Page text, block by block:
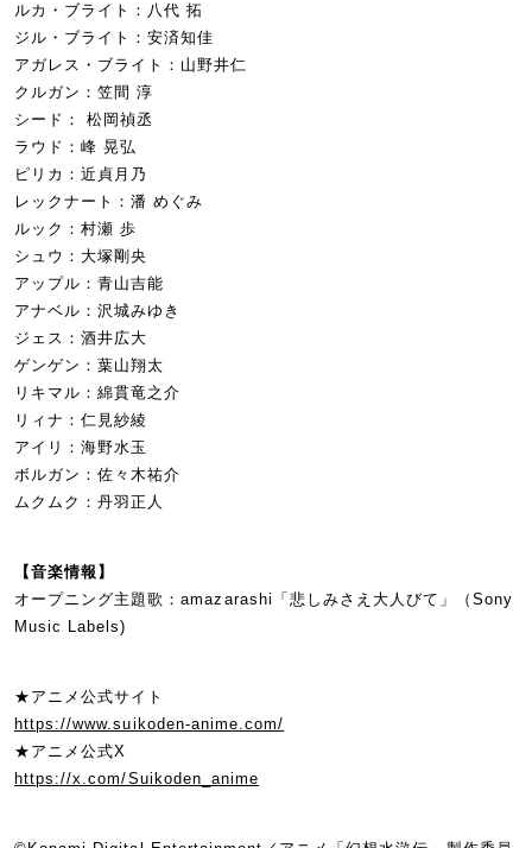
ルカ・ブライト：八代 拓
ジル・ブライト：安済知佳
アガレス・ブライト：山野井仁
クルガン：笠間 淳
シード： 松岡禎丞
ラウド：峰 晃弘
ピリカ：近貞月乃
レックナート：潘 めぐみ
ルック：村瀬 歩
シュウ：大塚剛央
アップル：青山吉能
アナベル：沢城みゆき
ジェス：酒井広大
ゲンゲン：葉山翔太
リキマル：綿貫竜之介
リィナ：仁見紗綾
アイリ：海野水玉
ボルガン：佐々木祐介
ムクムク：丹羽正人
【音楽情報】
オープニング主題歌：amazarashi「悲しみさえ大人びて」（Sony
Music Labels)
★アニメ公式サイト
https://www.suikoden-anime.com/
★アニメ公式X
https://x.com/Suikoden_anime